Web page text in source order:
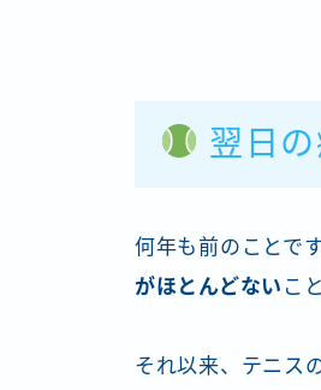
翌日
何年も前のことで
がほとんどない こ
それ以来、テニス